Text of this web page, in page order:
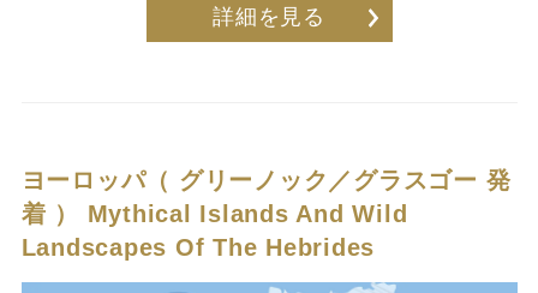
詳細を見る
ヨーロッパ（ グリーノック／グラスゴー 発
着 ） Mythical Islands And Wild
Landscapes Of The Hebrides